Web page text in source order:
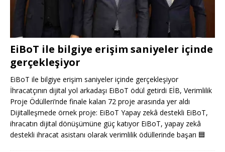
EiBoT ile bilgiye erişim saniyeler içinde
gerçekleşiyor
EiBoT ile bilgiye erişim saniyeler içinde gerçekleşiyor
İhracatçının dijital yol arkadaşı EiBoT ödül getirdi EİB, Verimlilik
Proje Ödülleri’nde finale kalan 72 proje arasında yer aldı
Dijitalleşmede örnek proje: EiBoT Yapay zekâ destekli EiBoT,
ihracatın dijital dönüşümüne güç katıyor EiBoT, yapay zekâ
destekli ihracat asistanı olarak verimlilik ödüllerinde başarı 🟦